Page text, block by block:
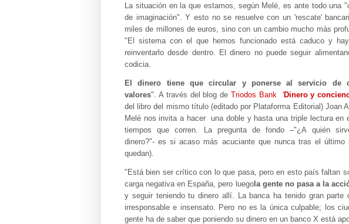
La situación en la que estamos, según Melé, es ante todo una
de imaginación". Y esto no se resuelve con un 'rescate'
miles de millones de euros, sino con un cambio mucho más
"El sistema con el que hemos funcionado está caduco y
reinventarlo desde dentro. El dinero no puede seguir
codicia.
El dinero tiene que circular y ponerse al servicio de
valores". A través del blog de Triodos Bank 'Dinero y
del libro del mismo título (editado por Plataforma Editorial) Joan
Melé nos invita a hacer
una doble y hasta una triple lectura en
tiempos que corren. La pregunta de fondo –"¿A quién
dinero?"- es si acaso más acuciante que nunca tras el
quedan).
"Está bien ser crítico con lo que pasa, pero en esto país faltan
carga negativa en España, pero luegola gente no pasa a la
y seguir teniendo tu dinero allí. La banca ha tenido gran parte
irresponsable e insensato. Pero no es la única culpable; los
gente ha de saber que poniendo su dinero en un banco X está